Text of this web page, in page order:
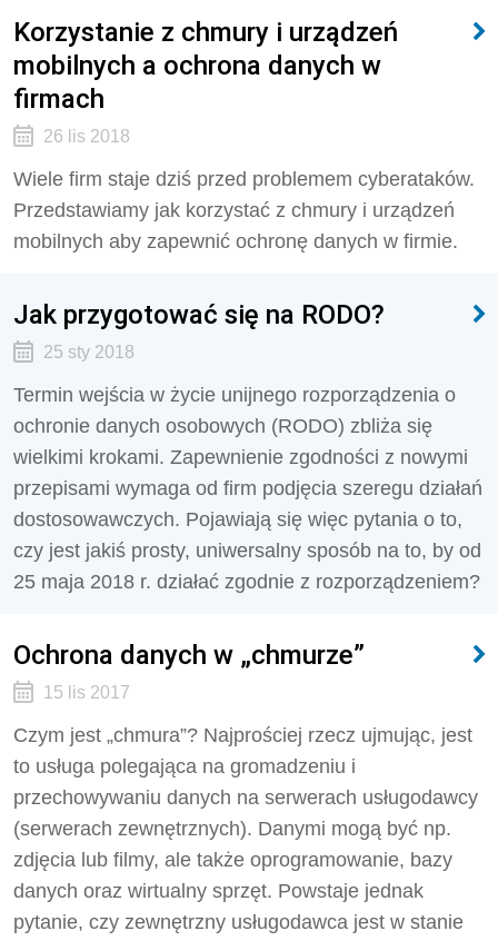
Korzystanie z chmury i urządzeń
mobilnych a ochrona danych w
firmach
26 lis 2018
Wiele firm staje dziś przed problemem cyberataków.
Przedstawiamy jak korzystać z chmury i urządzeń
mobilnych aby zapewnić ochronę danych w firmie.
Jak przygotować się na RODO?
25 sty 2018
Termin wejścia w życie unijnego rozporządzenia o
ochronie danych osobowych (RODO) zbliża się
wielkimi krokami. Zapewnienie zgodności z nowymi
przepisami wymaga od firm podjęcia szeregu działań
dostosowawczych. Pojawiają się więc pytania o to,
czy jest jakiś prosty, uniwersalny sposób na to, by od
25 maja 2018 r. działać zgodnie z rozporządzeniem?
Ochrona danych w „chmurze”
15 lis 2017
Czym jest „chmura”? Najprościej rzecz ujmując, jest
to usługa polegająca na gromadzeniu i
przechowywaniu danych na serwerach usługodawcy
(serwerach zewnętrznych). Danymi mogą być np.
zdjęcia lub filmy, ale także oprogramowanie, bazy
danych oraz wirtualny sprzęt. Powstaje jednak
pytanie, czy zewnętrzny usługodawca jest w stanie